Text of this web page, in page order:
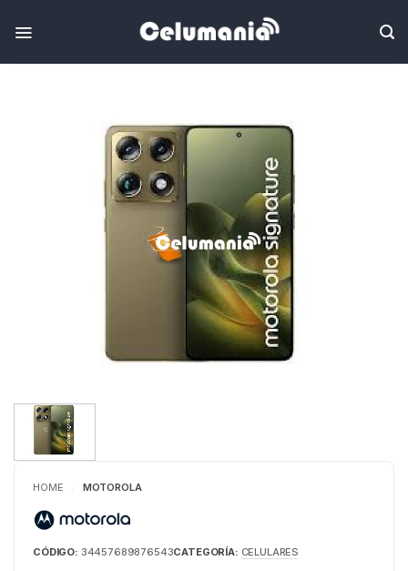
HOME MOTOROLA
CÓDIGO: 34457689876543CATEGORÍA: CELULARES